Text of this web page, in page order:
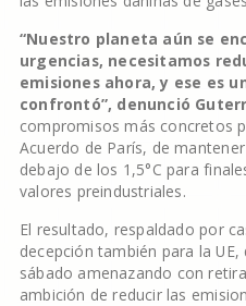
“Nuestro planeta aún se
urgencias, necesitamos
emisiones ahora, y ese es
confrontó”, denunció
compromisos más concretos
Acuerdo de París, de
debajo de los 1,5°C para
valores preindustriales.
El resultado, respaldado por
decepción también para la
sábado amenazando con
ambición de reducir las